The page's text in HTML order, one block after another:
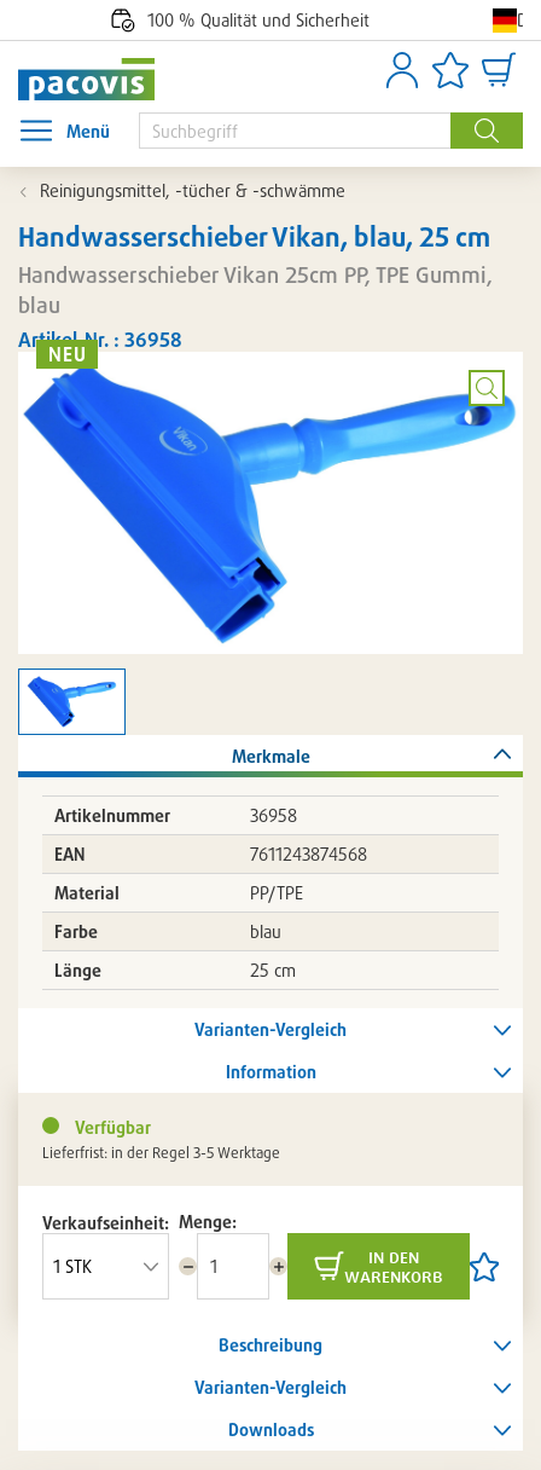
100 % Qualität und Sicherheit
Suche
AnmeldenArtikellisten
Menü
Menü öffnen
Reinigungsmittel, -tücher & -schwämme
Handwasserschieber Vikan, blau, 25 cm
Handwasserschieber Vikan 25cm PP, TPE Gummi,
blau
Artikel-Nr. : 36958
NEU
Bild
Merkmale
Artikelnummer
36958
EAN
7611243874568
Material
PP/TPE
Farbe
blau
Länge
25 cm
Varianten-Vergleich
Information
Verfügbar
Lieferfrist: in der Regel 3-5 Werktage
Verkaufseinheit: Menge:
Menge
Menge
in den
warenkorb
Artikel
setzen
Beschreibung
Varianten-Vergleich
Downloads